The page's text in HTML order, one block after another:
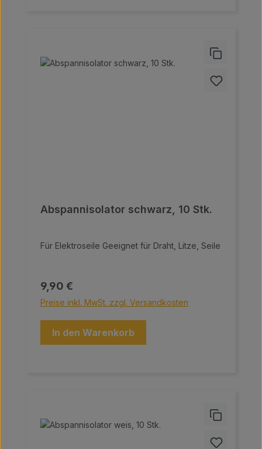
Abspannisolator schwarz, 10 Stk.
Für Elektroseile Geeignet für Draht, Litze, Seile
Regulärer Preis:
9,90 €
Preise inkl. MwSt. zzgl. Versandkosten
In den Warenkorb